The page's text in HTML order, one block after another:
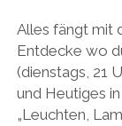
Alles fängt mit
Entdecke wo
(dienstags, 21
und Heutiges
„Leuchten,